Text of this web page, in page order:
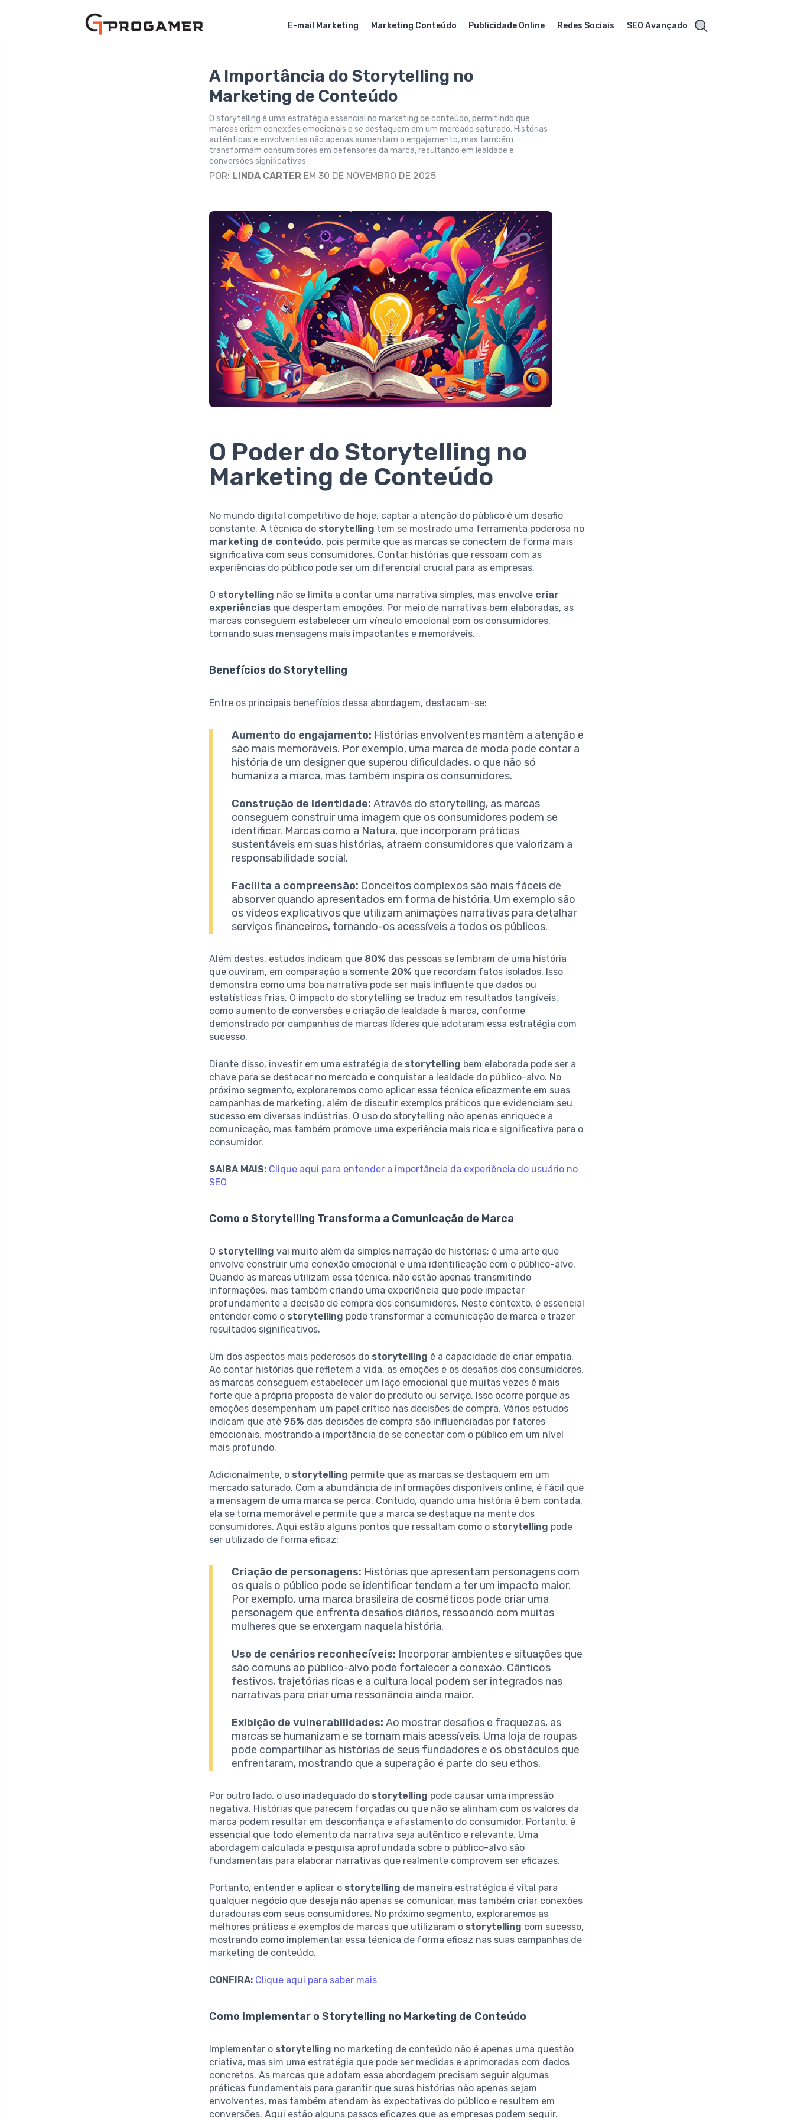
E-mail Marketing Marketing Conteúdo Publicidade Online Redes Sociais SEO Avançado
A Importância do Storytelling no
Marketing de Conteúdo
O storytelling é uma estratégia essencial no marketing de conteúdo, permitindo que
marcas criem conexões emocionais e se destaquem em um mercado saturado. Histórias
autênticas e envolventes não apenas aumentam o engajamento, mas também
transformam consumidores em defensores da marca, resultando em lealdade e
conversões significativas.
POR: LINDA CARTER EM 30 DE NOVEMBRO DE 2025
O Poder do Storytelling no
Marketing de Conteúdo
No mundo digital competitivo de hoje, captar a atenção do público é um desafio
constante. A técnica do storytelling tem se mostrado uma ferramenta poderosa no
marketing de conteúdo, pois permite que as marcas se conectem de forma mais
significativa com seus consumidores. Contar histórias que ressoam com as
experiências do público pode ser um diferencial crucial para as empresas.
O storytelling não se limita a contar uma narrativa simples, mas envolve criar
experiências que despertam emoções. Por meio de narrativas bem elaboradas, as
marcas conseguem estabelecer um vínculo emocional com os consumidores,
tornando suas mensagens mais impactantes e memoráveis.
Benefícios do Storytelling
Entre os principais benefícios dessa abordagem, destacam-se:
Aumento do engajamento: Histórias envolventes mantêm a atenção e
são mais memoráveis. Por exemplo, uma marca de moda pode contar a
história de um designer que superou dificuldades, o que não só
humaniza a marca, mas também inspira os consumidores.
Construção de identidade: Através do storytelling, as marcas
conseguem construir uma imagem que os consumidores podem se
identificar. Marcas como a Natura, que incorporam práticas
sustentáveis em suas histórias, atraem consumidores que valorizam a
responsabilidade social.
Facilita a compreensão: Conceitos complexos são mais fáceis de
absorver quando apresentados em forma de história. Um exemplo são
os vídeos explicativos que utilizam animações narrativas para detalhar
serviços financeiros, tornando-os acessíveis a todos os públicos.
Além destes, estudos indicam que 80% das pessoas se lembram de uma história
que ouviram, em comparação a somente 20% que recordam fatos isolados. Isso
demonstra como uma boa narrativa pode ser mais influente que dados ou
estatísticas frias. O impacto do storytelling se traduz em resultados tangíveis,
como aumento de conversões e criação de lealdade à marca, conforme
demonstrado por campanhas de marcas líderes que adotaram essa estratégia com
sucesso.
Diante disso, investir em uma estratégia de storytelling bem elaborada pode ser a
chave para se destacar no mercado e conquistar a lealdade do público-alvo. No
próximo segmento, exploraremos como aplicar essa técnica eficazmente em suas
campanhas de marketing, além de discutir exemplos práticos que evidenciam seu
sucesso em diversas indústrias. O uso do storytelling não apenas enriquece a
comunicação, mas também promove uma experiência mais rica e significativa para o
consumidor.
SAIBA MAIS: Clique aqui para entender a importância da experiência do usuário no
SEO
Como o Storytelling Transforma a Comunicação de Marca
O storytelling vai muito além da simples narração de histórias; é uma arte que
envolve construir uma conexão emocional e uma identificação com o público-alvo.
Quando as marcas utilizam essa técnica, não estão apenas transmitindo
informações, mas também criando uma experiência que pode impactar
profundamente a decisão de compra dos consumidores. Neste contexto, é essencial
entender como o storytelling pode transformar a comunicação de marca e trazer
resultados significativos.
Um dos aspectos mais poderosos do storytelling é a capacidade de criar empatia.
Ao contar histórias que refletem a vida, as emoções e os desafios dos consumidores,
as marcas conseguem estabelecer um laço emocional que muitas vezes é mais
forte que a própria proposta de valor do produto ou serviço. Isso ocorre porque as
emoções desempenham um papel crítico nas decisões de compra. Vários estudos
indicam que até 95% das decisões de compra são influenciadas por fatores
emocionais, mostrando a importância de se conectar com o público em um nível
mais profundo.
Adicionalmente, o storytelling permite que as marcas se destaquem em um
mercado saturado. Com a abundância de informações disponíveis online, é fácil que
a mensagem de uma marca se perca. Contudo, quando uma história é bem contada,
ela se torna memorável e permite que a marca se destaque na mente dos
consumidores. Aqui estão alguns pontos que ressaltam como o storytelling pode
ser utilizado de forma eficaz:
Criação de personagens: Histórias que apresentam personagens com
os quais o público pode se identificar tendem a ter um impacto maior.
Por exemplo, uma marca brasileira de cosméticos pode criar uma
personagem que enfrenta desafios diários, ressoando com muitas
mulheres que se enxergam naquela história.
Uso de cenários reconhecíveis: Incorporar ambientes e situações que
são comuns ao público-alvo pode fortalecer a conexão. Cânticos
festivos, trajetórias ricas e a cultura local podem ser integrados nas
narrativas para criar uma ressonância ainda maior.
Exibição de vulnerabilidades: Ao mostrar desafios e fraquezas, as
marcas se humanizam e se tornam mais acessíveis. Uma loja de roupas
pode compartilhar as histórias de seus fundadores e os obstáculos que
enfrentaram, mostrando que a superação é parte do seu ethos.
Por outro lado, o uso inadequado do storytelling pode causar uma impressão
negativa. Histórias que parecem forçadas ou que não se alinham com os valores da
marca podem resultar em desconfiança e afastamento do consumidor. Portanto, é
essencial que todo elemento da narrativa seja autêntico e relevante. Uma
abordagem calculada e pesquisa aprofundada sobre o público-alvo são
fundamentais para elaborar narrativas que realmente comprovem ser eficazes.
Portanto, entender e aplicar o storytelling de maneira estratégica é vital para
qualquer negócio que deseja não apenas se comunicar, mas também criar conexões
duradouras com seus consumidores. No próximo segmento, exploraremos as
melhores práticas e exemplos de marcas que utilizaram o storytelling com sucesso,
mostrando como implementar essa técnica de forma eficaz nas suas campanhas de
marketing de conteúdo.
CONFIRA: Clique aqui para saber mais
Como Implementar o Storytelling no Marketing de Conteúdo
Implementar o storytelling no marketing de conteúdo não é apenas uma questão
criativa, mas sim uma estratégia que pode ser medidas e aprimoradas com dados
concretos. As marcas que adotam essa abordagem precisam seguir algumas
práticas fundamentais para garantir que suas histórias não apenas sejam
envolventes, mas também atendam às expectativas do público e resultem em
conversões. Aqui estão alguns passos eficazes que as empresas podem seguir.